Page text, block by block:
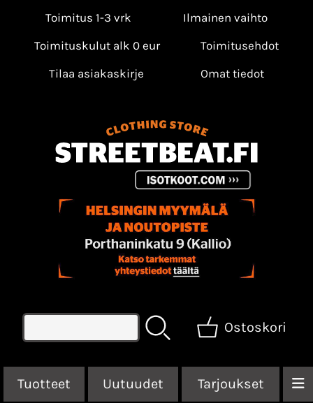
Toimitus 1-3 vrk
Ilmainen vaihto
Toimituskulut alk 0 eur
Toimitusehdot
Tilaa asiakaskirje
Omat tiedot
Ostoskori
Tuotteet Uutuudet Tarjoukset